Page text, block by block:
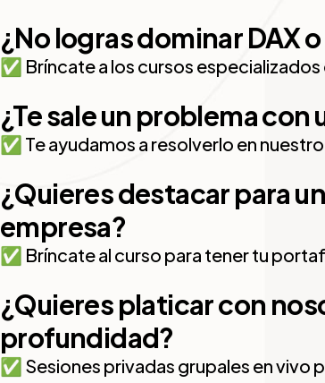
¿No logras dominar DAX
✅ Bríncate a los cursos especializados
¿Te sale un problema
✅ Te ayudamos a resolverlo en
¿Quieres destacar para
empresa?
✅ Bríncate al curso para tener tu
¿Quieres platicar con
profundidad?
✅ Sesiones privadas grupales en vivo